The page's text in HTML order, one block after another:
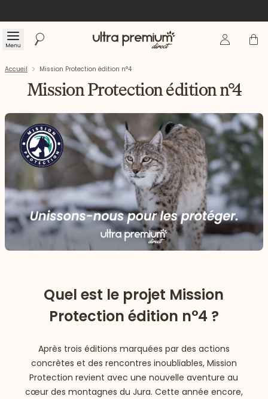
Menu Rechercher Accueil Se Panier
Accueil Mission Protection édition n°4
Mission Protection édition n°4
Quel est le projet Mission
Protection édition n°4 ?
Après trois éditions marquées par des actions
concrètes et des rencontres inoubliables, Mission
Protection revient avec une nouvelle aventure au
cœur des montagnes du Jura. Cette année encore,